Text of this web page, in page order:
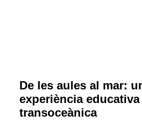
De les aules al mar:
experiència educativa
transoceànica